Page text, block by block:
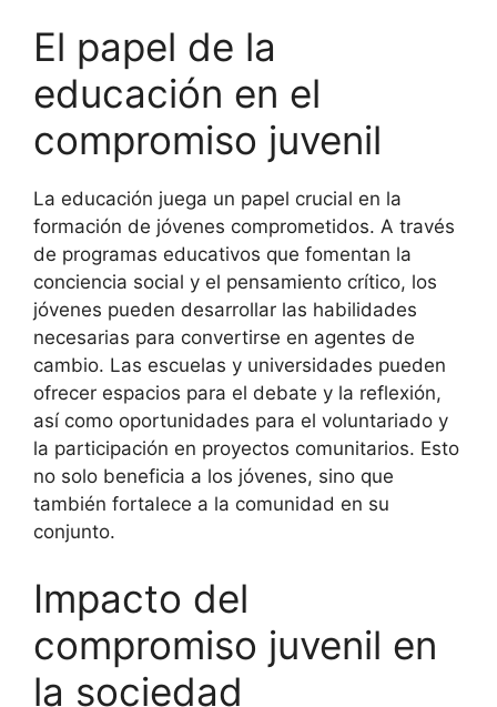
El papel de la
educación en el
compromiso juvenil
La educación juega un papel crucial en la
formación de jóvenes comprometidos. A través
de programas educativos que fomentan la
conciencia social y el pensamiento crítico, los
jóvenes pueden desarrollar las habilidades
necesarias para convertirse en agentes de
cambio. Las escuelas y universidades pueden
ofrecer espacios para el debate y la reflexión,
así como oportunidades para el voluntariado y
la participación en proyectos comunitarios. Esto
no solo beneficia a los jóvenes, sino que
también fortalece a la comunidad en su
conjunto.
Impacto del
compromiso juvenil en
la sociedad